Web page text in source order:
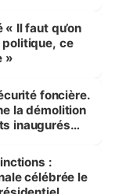
Il faut qu’on
politique, ce
»
foncière.
la démolition
inaugurés
:
célébrée le